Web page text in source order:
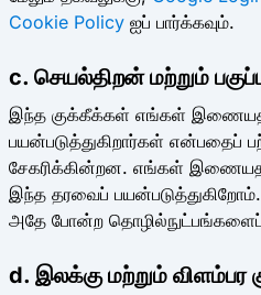
Cookie Policy ஐப் பார்க்கவும்.
c. செயல்திறன் மற்றும்
இந்த குக்கீக்கள் எங்கள்
பயன்படுத்துகிறார்கள் என்பதைப்
சேகரிக்கின்றன. எங்கள்
இந்த தரவைப்
அதே போன்ற தொழில்நுட்பங்களைப்
d. இலக்கு மற்றும் விளம்பர